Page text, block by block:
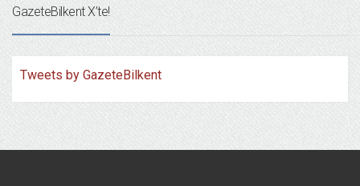
GazeteBilkent X’te!
Tweets by GazeteBilkent